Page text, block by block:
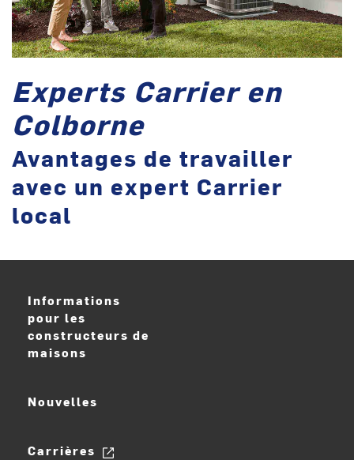
Experts Carrier en
Colborne
Avantages de travailler
avec un expert Carrier
local
Informations
pour les
constructeurs de
maisons
Nouvelles
Carrières